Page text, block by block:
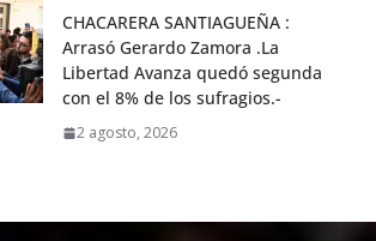
CHACARERA SANTIAGUEÑA :
Arrasó Gerardo Zamora .La
Libertad Avanza quedó segunda
con el 8% de los sufragios.-
2 agosto, 2026